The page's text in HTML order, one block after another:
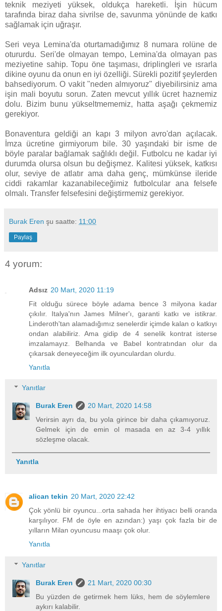
teknik meziyeti yüksek, oldukça hareketli. İşin hücum
tarafında biraz daha sivrilse de, savunma yönünde de katkı
sağlamak için uğraşır.
Seri veya Lemina'da oturtamadığımız 8 numara rolüne de
otururdu. Seri'de olmayan tempo, Lemina'da olmayan pas
meziyetine sahip. Topu öne taşıması, driplingleri ve ısrarla
dikine oyunu da onun en iyi özelliği. Sürekli pozitif şeylerden
bahsediyorum. O vakit "neden almıyoruz" diyebilirsiniz ama
işin mali boyutu sorun. Zaten mevcut yıllık ücret haznemiz
dolu. Bizim bunu yükseltmememiz, hatta aşağı çekmemiz
gerekiyor.
Bonaventura geldiği an kapı 3 milyon avro'dan açılacak.
İmza ücretine girmiyorum bile. 30 yaşındaki bir isme de
böyle paralar bağlamak sağlıklı değil. Futbolcu ne kadar iyi
durumda olursa olsun bu değişmez. Kalitesi yüksek, katkısı
olur, seviye de atlatır ama daha genç, mümkünse ileride
ciddi rakamlar kazanabileceğimiz futbolcular ana felsefe
olmalı. Transfer felsefesini değiştirmemiz gerekiyor.
Burak Eren şu saatte: 11:00
Paylaş
4 yorum:
Adsız 20 Mart, 2020 11:19
Fit olduğu sürece böyle adama bence 3 milyona kadar
çıkılır. Italya'nın James Milner'ı, garanti katkı ve istikrar.
Linderoth'tan alamadığımız senelerdir içimde kalan o katkıyı
ondan alabiliriz. Ama gidip de 4 senelik kontrat isterse
imzalamayız. Belhanda ve Babel kontratından olur da
çıkarsak deneyeceğim ilk oyunculardan olurdu.
Yanıtla
Yanıtlar
Burak Eren
20 Mart, 2020 14:58
Verirsin ayrı da, bu yola girince bir daha çıkamıyoruz.
Gelmek için de emin ol masada en az 3-4 yıllık
sözleşme olacak.
Yanıtla
alican tekin 20 Mart, 2020 22:42
Çok yönlü bir oyuncu...orta sahada her ihtiyacı belli oranda
karşılıyor. FM de öyle en azından:) yaşı çok fazla bir de
yılların Milan oyuncusu maaşı çok olur.
Yanıtla
Yanıtlar
Burak Eren
21 Mart, 2020 00:30
Bu yüzden de getirmek hem lüks, hem de söylemlere
aykırı kalabilir.